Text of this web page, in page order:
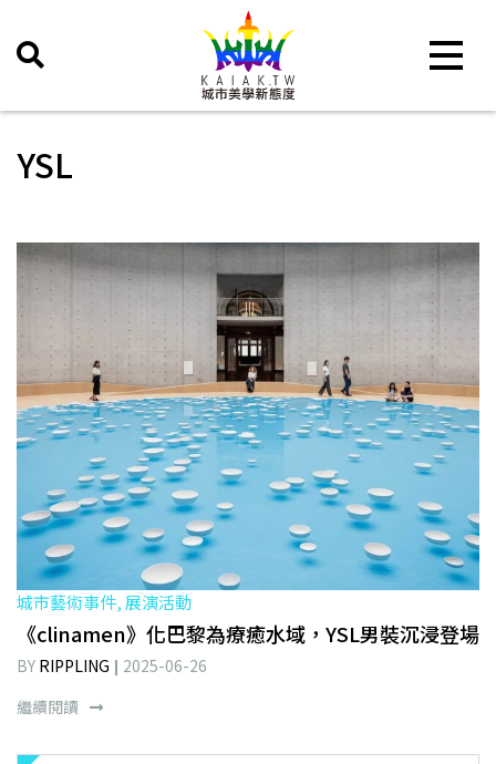
Toggle
YSL
城市藝術事件, 展演活動
《clinamen》化巴黎為療癒水域，YSL男裝沉浸登場
BY RIPPLING
2025-06-26
繼續閱讀